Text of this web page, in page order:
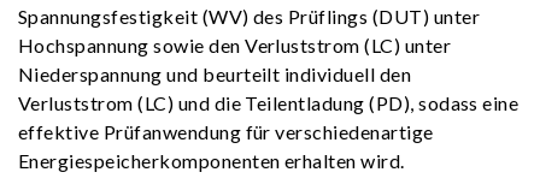
Spannungsfestigkeit (WV) des Prüflings (DUT) unter
Hochspannung sowie den Verluststrom (LC) unter
Niederspannung und beurteilt individuell den
Verluststrom (LC) und die Teilentladung (PD), sodass eine
effektive Prüfanwendung für verschiedenartige
Energiespeicherkomponenten erhalten wird.